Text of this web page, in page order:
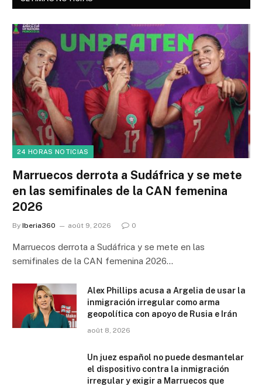
24 HORAS NOTICIAS
Marruecos derrota a Sudáfrica y se mete
en las semifinales de la CAN femenina
2026
By Iberia360 août 9, 2026 0
Marruecos derrota a Sudáfrica y se mete en las
semifinales de la CAN femenina 2026…
Alex Phillips acusa a Argelia de usar la
inmigración irregular como arma
geopolítica con apoyo de Rusia e Irán
août 8, 2026
Un juez español no puede desmantelar
el dispositivo contra la inmigración
irregular y exigir a Marruecos que